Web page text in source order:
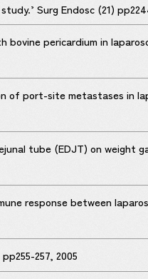
Surg Endosc (21)
pericardium in
of port-site metastases in
tube (EDJT) on weight
response between
257, 2005